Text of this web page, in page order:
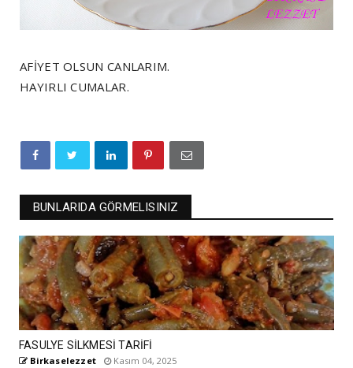
AFİYET OLSUN CANLARIM.
HAYIRLI CUMALAR.
BUNLARIDA GÖRMELISINIZ
FASULYE SİLKMESİ TARİFİ
Birkaselezzet Kasım 04, 2025